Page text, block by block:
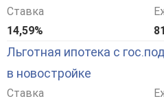
Ставка
14,59%
Льготная ипотека с
в новостройке
Ставка